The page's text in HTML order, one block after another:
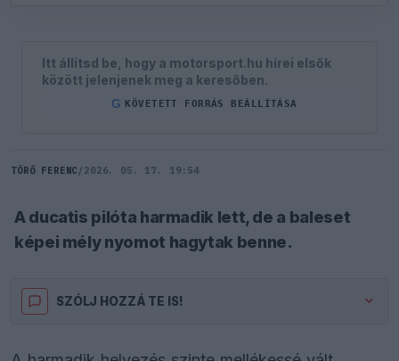
Itt állítsd be, hogy a motorsport.hu hírei elsők
között jelenjenek meg a keresőben.
G KÖVETETT FORRÁS BEÁLLÍTÁSA
TÖRŐ FERENC / 2026. 05. 17. 19:54
A ducatis pilóta harmadik lett, de a baleset
képei mély nyomot hagytak benne.
SZÓLJ HOZZÁ TE IS!